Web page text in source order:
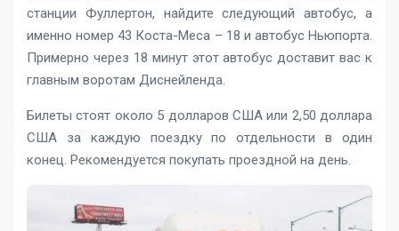
станции Фуллертон, найдите следующий автобус, а
именно номер 43 Коста-Меса – 18 и автобус Ньюпорта.
Примерно через 18 минут этот автобус доставит вас к
главным воротам Диснейленда.
Билеты стоят около 5 долларов США или 2,50 доллара
США за каждую поездку по отдельности в один
конец. Рекомендуется покупать проездной на день.